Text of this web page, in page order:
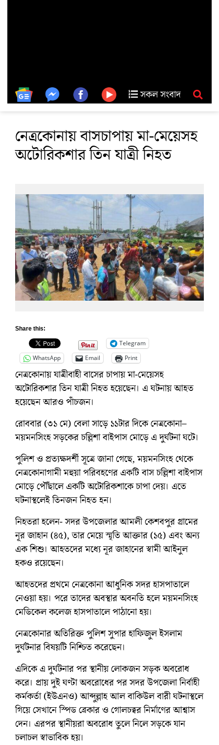
সকল সংবাদ
নেত্রকোনায় বাসচাপায় মা-মেয়েসহ
অটোরিকশার তিন যাত্রী নিহত
Share this:
Telegram
WhatsApp
Email Print
নেত্রকোনায় যাত্রীবাহী বাসের চাপায় মা-মেয়েসহ
অটোরিকশার তিন যাত্রী নিহত হয়েছেন। এ ঘটনায় আহত
হয়েছেন আরও পাঁচজন।
রোববার (৩১ মে) বেলা সাড়ে ১১টার দিকে নেত্রকোনা–
ময়মনসিংহ সড়কের চল্লিশা বাইপাস মোড়ে এ দুর্ঘটনা ঘটে।
পুলিশ ও প্রত্যক্ষদর্শী সূত্রে জানা গেছে, ময়মনসিংহ থেকে
নেত্রকোনাগামী মহুয়া পরিবহণের একটি বাস চল্লিশা বাইপাস
মোড়ে পৌঁছালে একটি অটোরিকশাকে চাপা দেয়। এতে
ঘটনাস্থলেই তিনজন নিহত হন।
নিহতরা হলেন- সদর উপজেলার আমলী কেশবপুর গ্রামের
নূর জাহান (৪৫), তার মেয়ে স্মৃতি আক্তার (১৫) এবং অন্য
এক শিশু। আহতদের মধ্যে নূর জাহানের স্বামী আইনুল
হকও রয়েছেন।
আহতদের প্রথমে নেত্রকোনা আধুনিক সদর হাসপাতালে
নেওয়া হয়। পরে তাদের অবস্থার অবনতি হলে ময়মনসিংহ
মেডিকেল কলেজ হাসপাতালে পাঠানো হয়।
নেত্রকোনার অতিরিক্ত পুলিশ সুপার হাফিজুল ইসলাম
দুর্ঘটনার বিষয়টি নিশ্চিত করেছেন।
এদিকে এ দুর্ঘটনার পর স্থানীয় লোকজন সড়ক অবরোধ
করে। প্রায় দুই ঘণ্টা অবরোধের পর সদর উপজেলা নির্বাহী
কর্মকর্তা (ইউএনও) আব্দুল্লাহ আল বাকিউল বারী ঘটনাস্থলে
গিয়ে সেখানে স্পিড ব্রেকার ও গোলচত্বর নির্মাণের আশ্বাস
দেন। এরপর স্থানীয়রা অবরোধ তুলে নিলে সড়কে যান
চলাচল স্বাভাবিক হয়।